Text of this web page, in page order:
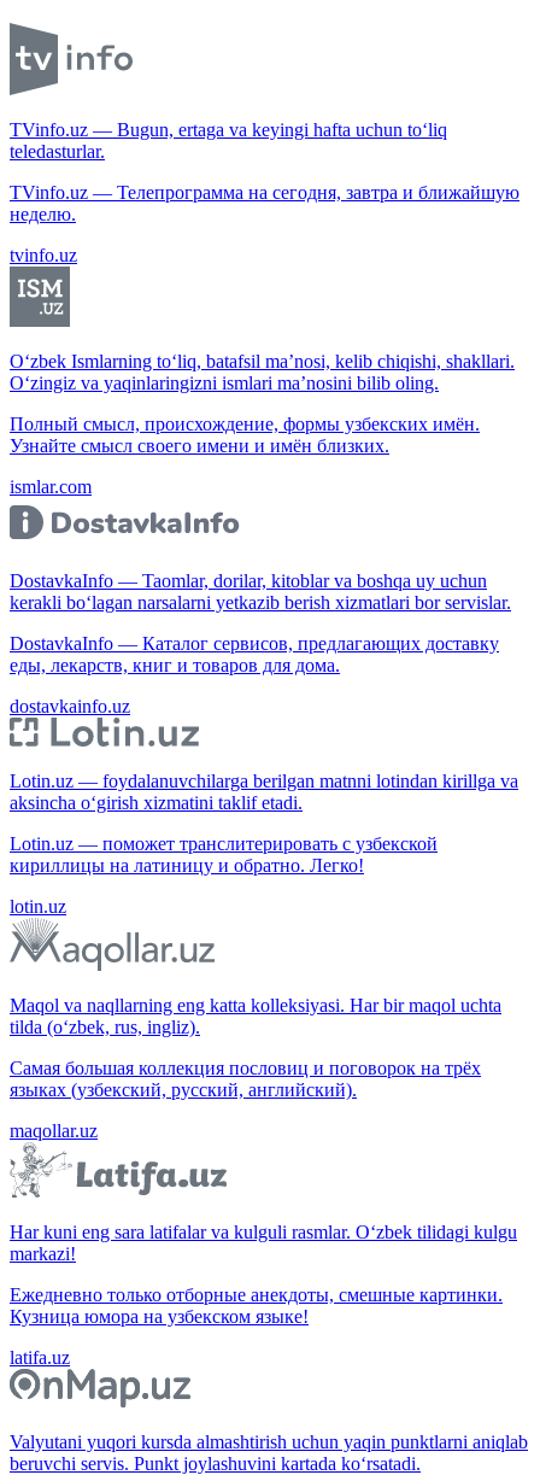
TVinfo.uz — Bugun, ertaga va keyingi hafta uchun to‘liq
teledasturlar.
TVinfo.uz — Телепрограмма на сегодня, завтра и ближайшую
неделю.
tvinfo.uz
O‘zbek Ismlarning to‘liq, batafsil ma’nosi, kelib chiqishi, shakllari.
O‘zingiz va yaqinlaringizni ismlari ma’nosini bilib oling.
Полный смысл, происхождение, формы узбекских имён.
Узнайте смысл своего имени и имён близких.
ismlar.com
DostavkaInfo — Taomlar, dorilar, kitoblar va boshqa uy uchun
kerakli bo‘lagan narsalarni yetkazib berish xizmatlari bor servislar.
DostavkaInfo — Каталог сервисов, предлагающих доставку
еды, лекарств, книг и товаров для дома.
dostavkainfo.uz
Lotin.uz — foydalanuvchilarga berilgan matnni lotindan kirillga va
aksincha o‘girish xizmatini taklif etadi.
Lotin.uz — поможет транслитерировать с узбекской
кириллицы на латиницу и обратно. Легко!
lotin.uz
Maqol va naqllarning eng katta kolleksiyasi. Har bir maqol uchta
tilda (o‘zbek, rus, ingliz).
Самая большая коллекция пословиц и поговорок на трёх
языках (узбекский, русский, английский).
maqollar.uz
Har kuni eng sara latifalar va kulguli rasmlar. O‘zbek tilidagi kulgu
markazi!
Ежедневно только отборные анекдоты, смешные картинки.
Кузница юмора на узбекском языке!
latifa.uz
Valyutani yuqori kursda almashtirish uchun yaqin punktlarni aniqlab
beruvchi servis. Punkt joylashuvini kartada ko‘rsatadi.